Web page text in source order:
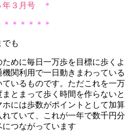
年３月号 ＊
＊＊＊＊＊
でも
めに毎日一万歩を目標に歩くよ
関利用で一日動きまわっている
ているものです。ただこれを一万
まとまって歩く時間を作らないと
ホには歩数がポイントとして加算
れていて、
これが一年で数千円分
つながっていま す